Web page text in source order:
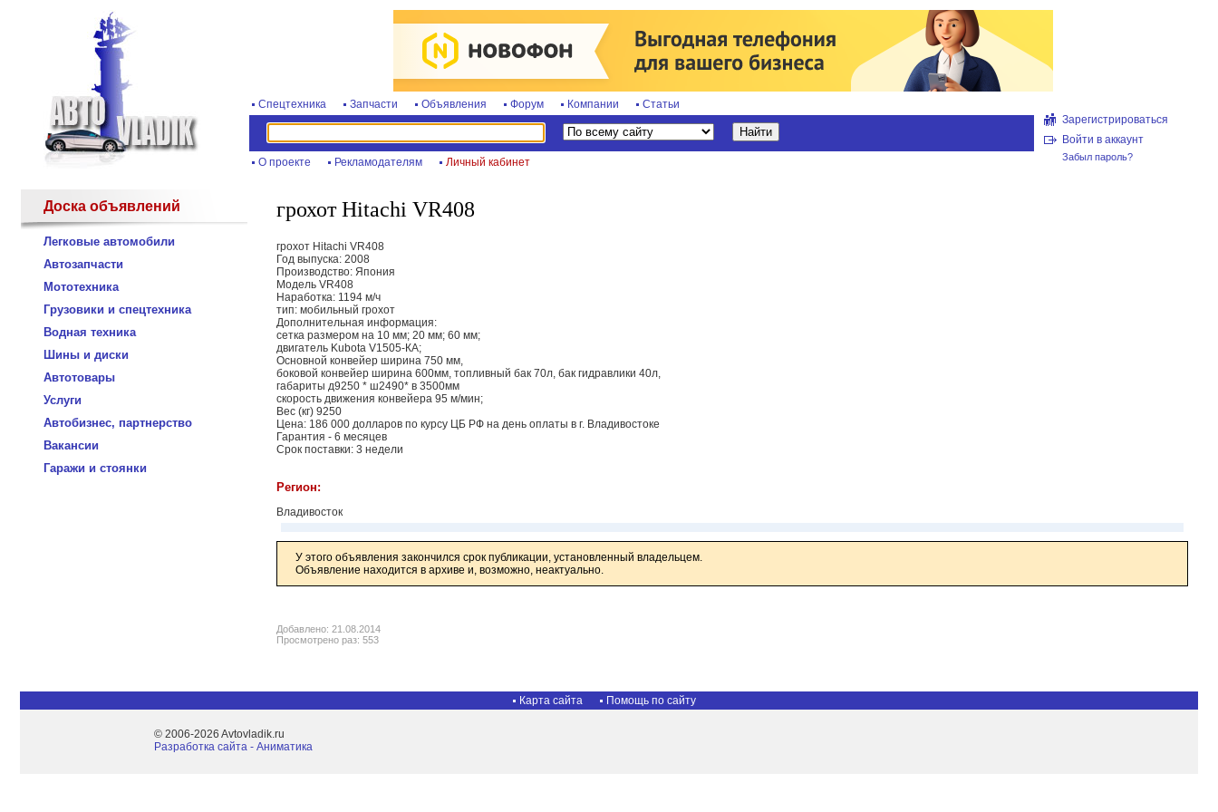
Спецтехника Запчасти Объявления Форум Компании Статьи
О проекте Рекламодателям Личный кабинет
Зарегистрироваться
Войти в аккаунт
Забыл пароль?
Доска объявлений
Легковые автомобили
Автозапчасти
Мототехника
Грузовики и спецтехника
Водная техника
Шины и диски
Автотовары
Услуги
Автобизнес, партнерство
Вакансии
Гаражи и стоянки
грохот Hitachi VR408
грохот Hitachi VR408
Год выпуска: 2008
Производство: Япония
Модель VR408
Наработка: 1194 м/ч
тип: мобильный грохот
Дополнительная информация:
сетка размером на 10 мм; 20 мм; 60 мм;
двигатель Kubota V1505-КА;
Основной конвейер ширина 750 мм,
боковой конвейер ширина 600мм, топливный бак 70л, бак гидравлики 40л,
габариты д9250 * ш2490* в 3500мм
скорость движения конвейера 95 м/мин;
Вес (кг) 9250
Цена: 186 000 долларов по курсу ЦБ РФ на день оплаты в г. Владивостоке
Гарантия - 6 месяцев
Срок поставки: 3 недели
Регион:
Владивосток
У этого объявления закончился срок публикации, установленный владельцем.
Объявление находится в архиве и, возможно, неактуально.
Добавлено: 21.08.2014
Просмотрено раз: 553
Карта сайта Помощь по сайту
© 2006-2026 Avtovladik.ru
Разработка сайта - Aниматика